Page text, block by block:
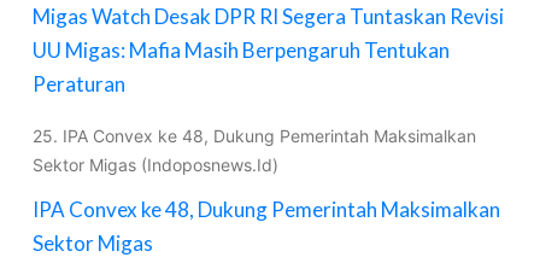
Migas Watch Desak DPR RI Segera Tuntaskan Revisi
UU Migas: Mafia Masih Berpengaruh Tentukan
Peraturan
25. IPA Convex ke 48, Dukung Pemerintah Maksimalkan
Sektor Migas (Indoposnews.Id)
IPA Convex ke 48, Dukung Pemerintah Maksimalkan
Sektor Migas